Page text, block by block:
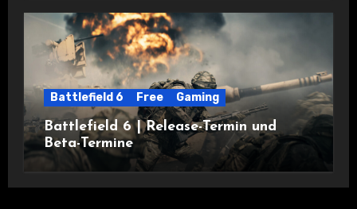
Battlefield 6 Free Gaming
Battlefield 6 | Release-Termin und
Beta-Termine